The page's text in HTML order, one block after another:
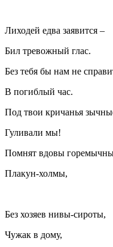
Лиходей едва заявится –
Бил тревожный глас.
Без тебя бы нам не
В погиблый час.
Под твои кричанья
Гуливали мы!
Помнят вдовы
Плакун-холмы,
Без хозяев нивы-сироты,
Чужак в дому,